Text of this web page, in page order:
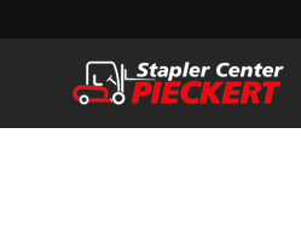
ONLINE